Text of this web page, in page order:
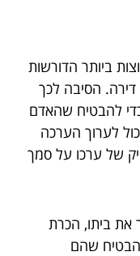
ביותר הדורשות
הסיבה לכך
להבטיח שהאדם
לערוך הערכה
של ערכו על סמך
את ביתו, הכרת
שהם